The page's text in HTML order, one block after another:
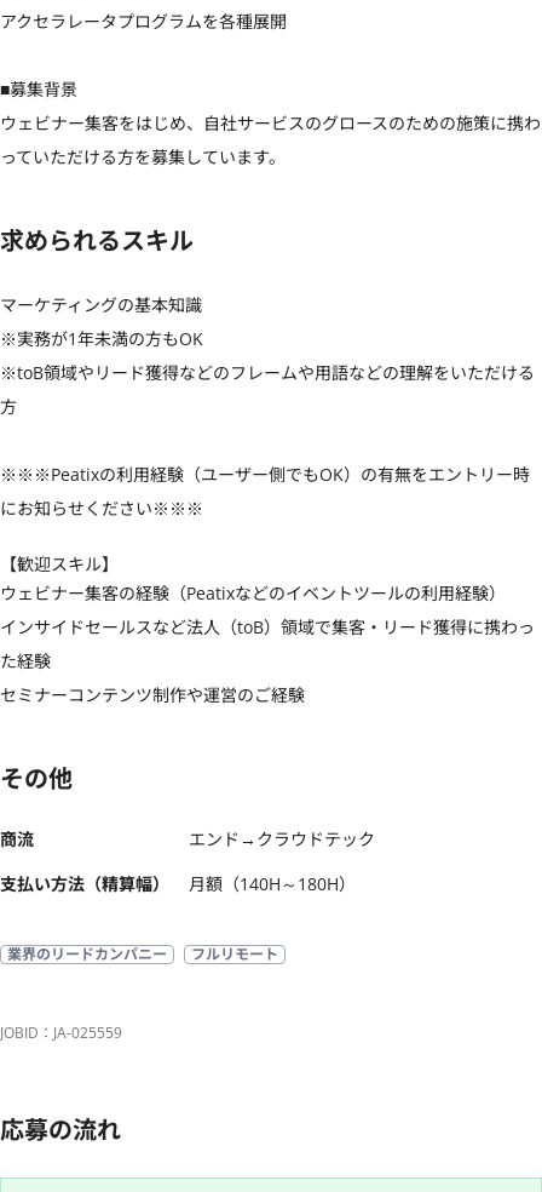
アクセラレータプログラムを各種展開
■募集背景
ウェビナー集客をはじめ、自社サービスのグロースのための施策に携わ
っていただける方を募集しています。
求められるスキル
マーケティングの基本知識
※実務が1年未満の方もOK
※toB領域やリード獲得などのフレームや用語などの理解をいただける
方
※※※Peatixの利用経験（ユーザー側でもOK）の有無をエントリー時
にお知らせください※※※
【歓迎スキル】
ウェビナー集客の経験（Peatixなどのイベントツールの利用経験）
インサイドセールスなど法人（toB）領域で集客・リード獲得に携わっ
た経験
セミナーコンテンツ制作や運営のご経験
その他
商流
エンド→クラウドテック
支払い方法（精算幅）
月額（140H～180H）
業界のリードカンパニー フルリモート
JOBID：JA-025559
応募の流れ